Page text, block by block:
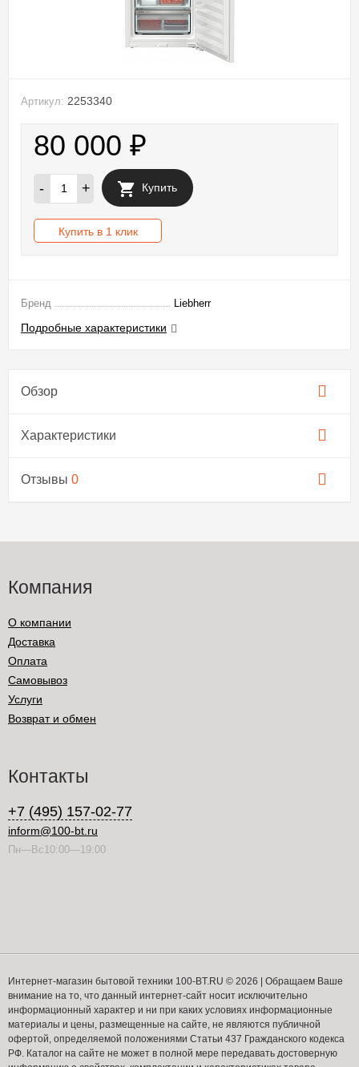
Артикул: 2253340
80 000 ₽
- + Купить
Купить в 1 клик
Бренд Liebherr
Подробные характеристики
Обзор
Характеристики
Отзывы 0
Компания
О компании
Доставка
Оплата
Самовывоз
Услуги
Возврат и обмен
Контакты
+7 (495) 157-02-77
inform@100-bt.ru
Пн—Вс10:00—19:00
Интернет-магазин бытовой техники 100-BT.RU © 2026 | Обращаем Ваше
внимание на то, что данный интернет-сайт носит исключительно
информационный характер и ни при каких условиях информационные
материалы и цены, размещенные на сайте, не являются публичной
офертой, определяемой положениями Статьи 437 Гражданского кодекса
РФ. Каталог на сайте не может в полной мере передавать достоверную